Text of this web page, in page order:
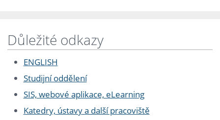
Důležité odkazy
ENGLISH
Studijní oddělení
SIS, webové aplikace, eLearning
Katedry, ústavy a další pracoviště